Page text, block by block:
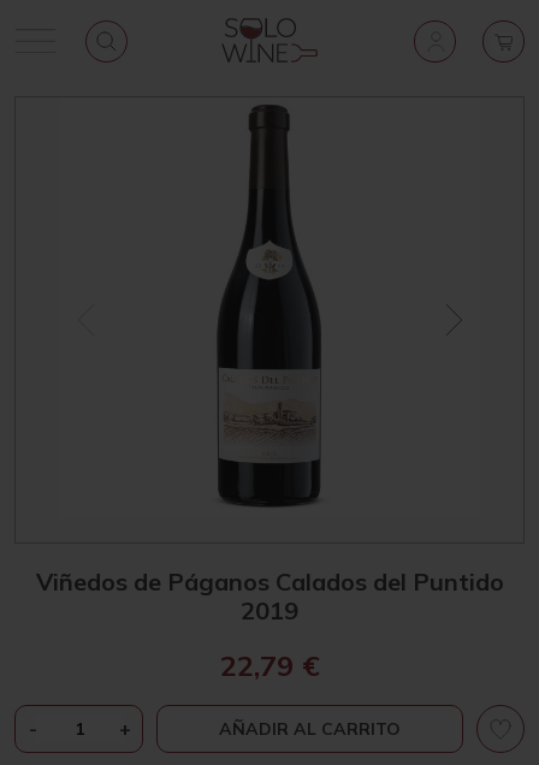
Viñedos de Páganos Calados del Puntido
2019
22,79 €
-VIÑEDOS
DE
+ AÑADIR AL CARRITO